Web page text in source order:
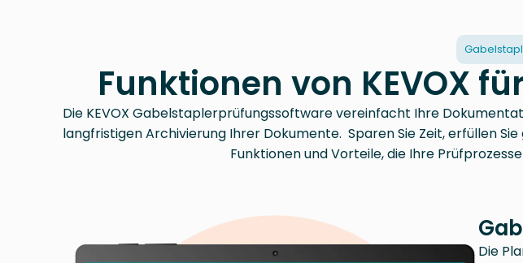
Funktionen von KEVOX
Die KEVOX Gabelstaplerprüfungssoftware vereinfacht Ihre
langfristigen Archivierung Ihrer Dokumente. Sparen Sie Zeit, erfüllen
Funktionen und Vorteile, die Ihre
Die